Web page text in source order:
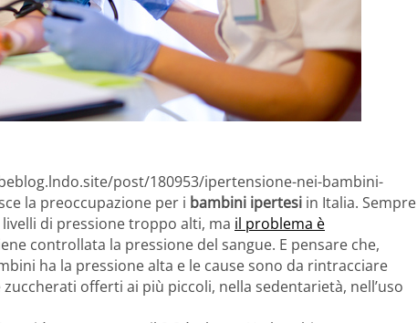
post/180953/ipertensione-nei-bambini-
la preoccupazione per i bambini ipertesi in Italia. Sempre
di pressione troppo alti, ma il problema è
controllata la pressione del sangue. E pensare che,
ha la pressione alta e le cause sono da rintracciare
offerti ai più piccoli, nella sedentarietà, nell’uso